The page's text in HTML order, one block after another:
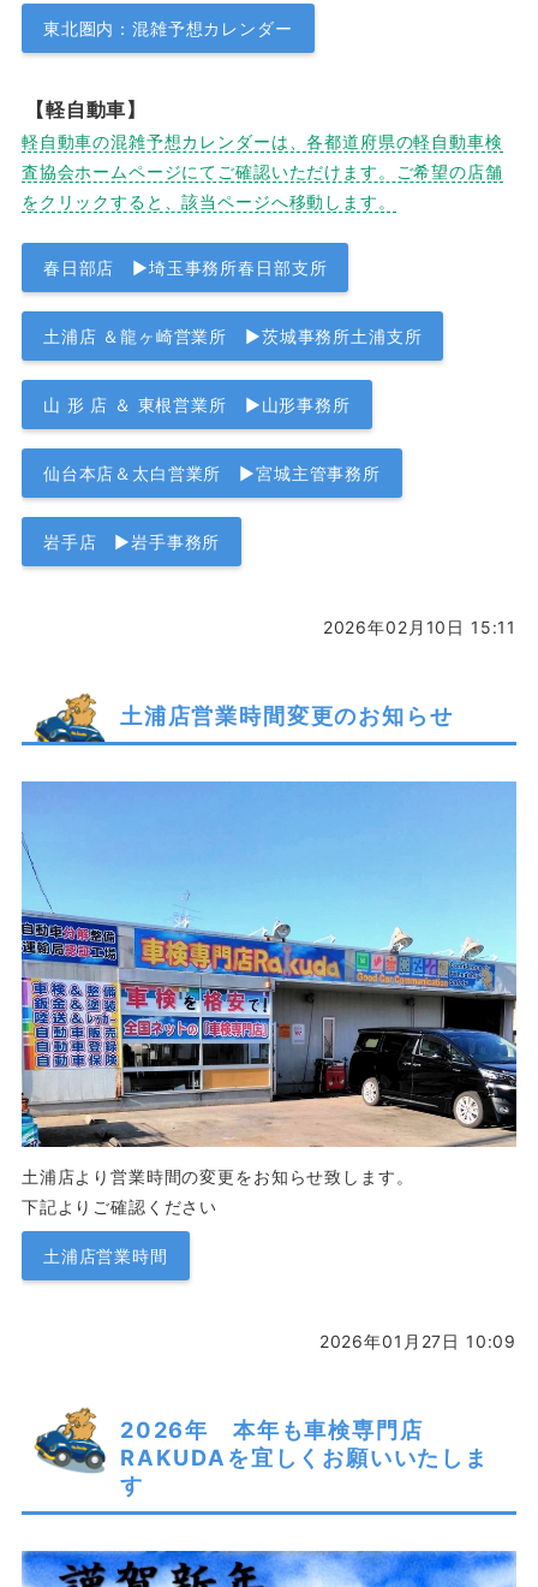
東北圏内：混雑予想カレンダー
【軽自動車】
軽自動車の混雑予想カレンダーは、各都道府県の軽自動車検
査協会ホームページにてご確認いただけます。ご希望の店舗
をクリックすると、該当ページへ移動します。
春日部店 ▶埼玉事務所春日部支所
土浦店 ＆龍ヶ崎営業所 ▶茨城事務所土浦支所
山 形 店 ＆ 東根営業所 ▶山形事務所
仙台本店＆太白営業所 ▶宮城主管事務所
岩手店 ▶岩手事務所
2026年02月10日 15:11
土浦店営業時間変更のお知らせ
土浦店より営業時間の変更をお知らせ致します。
下記よりご確認ください
土浦店営業時間
2026年01月27日 10:09
2026年 本年も車検専門店
RAKUDAを宜しくお願いいたしま
す